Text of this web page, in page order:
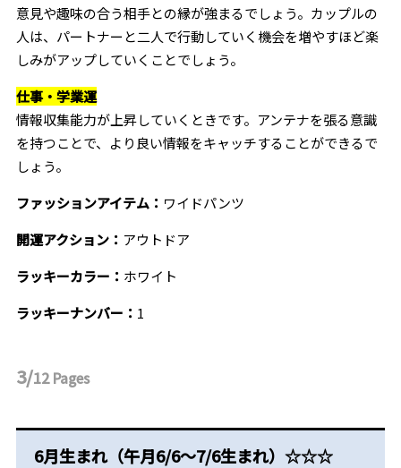
意見や趣味の合う相手との縁が強まるでしょう。カップルの
人は、パートナーと二人で行動していく機会を増やすほど楽
しみがアップしていくことでしょう。
仕事・学業運
情報収集能力が上昇していくときです。アンテナを張る意識
を持つことで、より良い情報をキャッチすることができるで
しょう。
ファッションアイテム： ワイドパンツ
開運アクション： アウトドア
ラッキーカラー： ホワイト
ラッキーナンバー： 1
3/12Pages
6月生まれ（午月6/6～7/6生まれ）☆☆☆